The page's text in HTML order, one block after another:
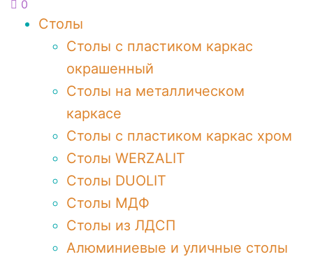
0
Столы
Столы с пластиком каркас
окрашенный
Столы на металлическом
каркасе
Столы с пластиком каркас хром
Столы WERZALIT
Столы DUOLIT
Столы МДФ
Столы из ЛДСП
Алюминиевые и уличные столы